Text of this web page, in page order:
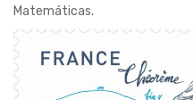
Matemáticas.